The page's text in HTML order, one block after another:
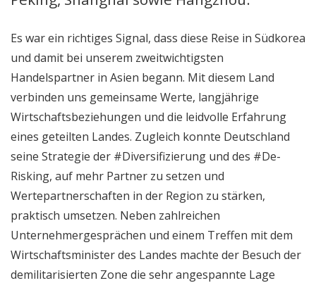
Es war ein richtiges Signal, dass diese Reise in Südkorea
und damit bei unserem zweitwichtigsten
Handelspartner in Asien begann. Mit diesem Land
verbinden uns gemeinsame Werte, langjährige
Wirtschaftsbeziehungen und die leidvolle Erfahrung
eines geteilten Landes. Zugleich konnte Deutschland
seine Strategie der #Diversifizierung und des #De-
Risking, auf mehr Partner zu setzen und
Wertepartnerschaften in der Region zu stärken,
praktisch umsetzen. Neben zahlreichen
Unternehmergesprächen und einem Treffen mit dem
Wirtschaftsminister des Landes machte der Besuch der
demilitarisierten Zone die sehr angespannte Lage